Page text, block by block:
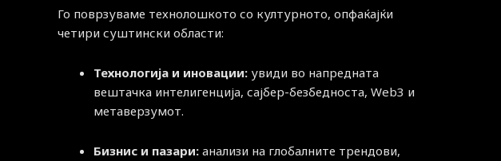
Го поврзуваме технолошкото со културното, опфаќајќи
четири суштински области:
Технологија и иновации: увиди во напредната
вештачка интелигенција, сајбер-безбедноста, Web3 и
метаверзумот.
Бизнис и пазари: анализи на глобалните трендови,